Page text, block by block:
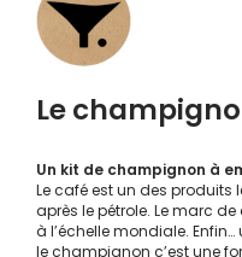
Le
Un kit de champignon à
Le café est un des
après le pétrole. Le marc
à l’échelle mondiale.
le champignon c’est une